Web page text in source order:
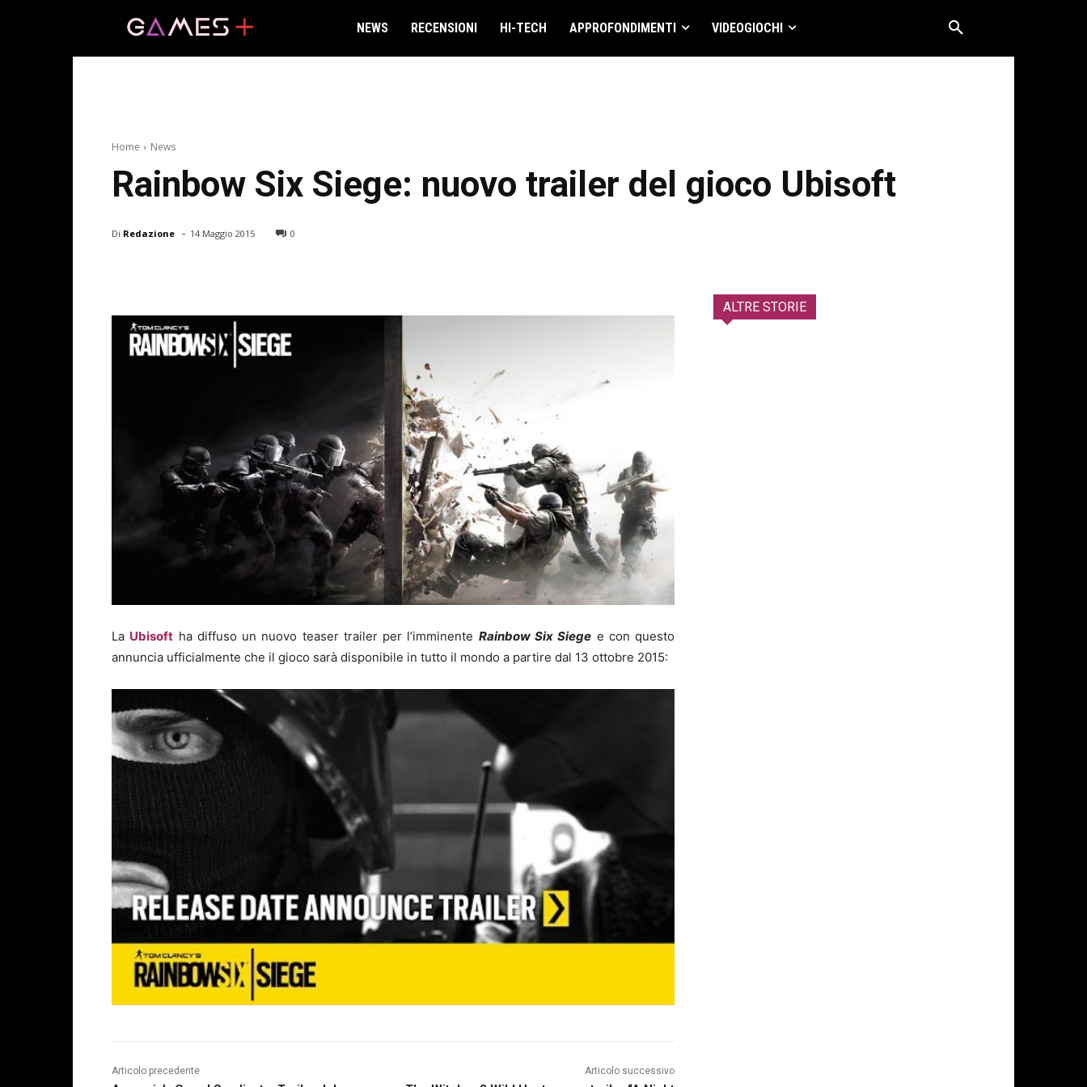
NEWS RECENSIONI HI-TECH APPROFONDIMENTI VIDEOGIOCHI
Home News
Rainbow Six Siege: nuovo trailer del gioco Ubisoft
Di Redazione - 14 Maggio 2015 0
La Ubisoft ha diffuso un nuovo teaser trailer per l’imminente Rainbow Six Siege e con questo
annuncia ufficialmente che il gioco sarà disponibile in tutto il mondo a partire dal 13 ottobre 2015:
Articolo precedente Articolo successivo
ALTRE STORIE